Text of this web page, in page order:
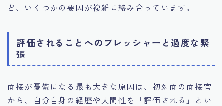
ど、いくつかの要因が複雑に絡み合っています。
評価されることへのプレッシャーと過度な緊
張
面接が憂鬱になる最も大きな原因は、初対面の面接官
から、自分自身の経歴や人間性を「評価される」とい